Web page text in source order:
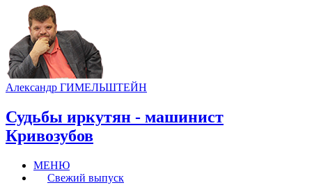
Александр ГИМЕЛЬШТЕЙН
Судьбы иркутян - машинист
Кривозубов
МЕНЮ
Свежий выпуск